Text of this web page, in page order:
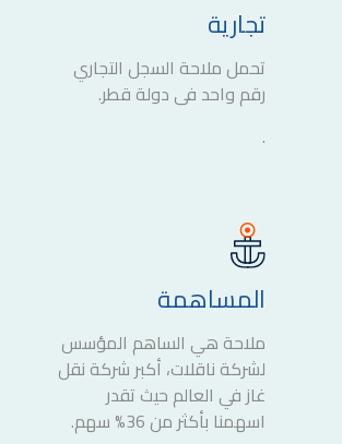
تجارية
تحمل ملاحة السجل التجاري
رقم واحد في دولة قطر.
.
المساهمة
ملاحة هي الساهم المؤسس
لشركة ناقلات، أكبر شركة نقل
غاز في العالم حيث تقدر
اسهمنا بأكثر من 36% سهم.